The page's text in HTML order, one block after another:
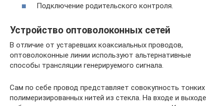
Подключение родительского контроля.
Устройство оптоволоконных сетей
В отличие от устаревших коаксиальных проводов,
оптоволоконные линии используют альтернативные
способы трансляции генерируемого сигнала.
Сам по себе провод представляет совокупность тонких
полимеризированных нитей из стекла. На входе и выходе